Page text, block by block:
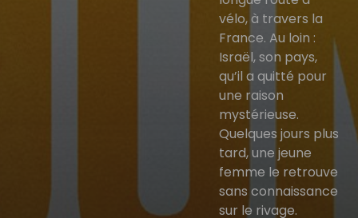
vélo, à travers la
France. Au loin :
Israël, son pays,
qu’il a quitté pour
une raison
mystérieuse.
Quelques jours plus
tard, une jeune
femme le retrouve
sans connaissance
sur le rivage.